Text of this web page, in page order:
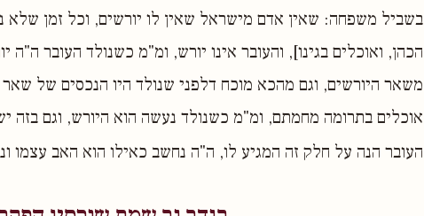
בשביל משפחה: שאין אדם מישראל שאין לו יורשים, וכל זמן שלא
הכהן, ואוכלים בגינו], והעובר אינו יורש, ומ"מ כשנולד העובר ה"ה
משאר היורשים, וגם מהכא מוכח דלפני שנולד היו הנכסים של
אוכלים בתרומה מחמתם, ומ"מ כשנולד נעשה הוא היורש, וגם בזה
העובר הנה על חלק זה המגיע לו, ה"ה נחשב כאילו הוא האב עצמו